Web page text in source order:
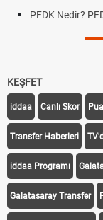
PFDK Nedir?
KEŞFET
iddaa Canlı Skor
Transfer Haberleri
iddaa Programı
Galatasaray Transfer